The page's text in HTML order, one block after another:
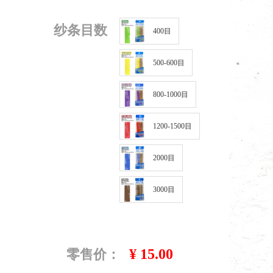
零售价： ¥ 15.00
纱条目数 400目
500-600目
800-1000目
1200-1500目
2000目
3000目